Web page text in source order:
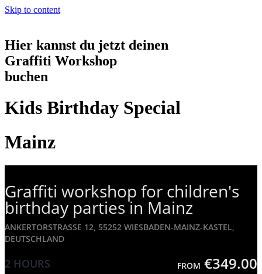
Skip to content
Hier kannst du jetzt deinen
Graffiti Workshop
buchen
Kids Birthday Special
Mainz
Graffiti workshop for children's
birthday parties in Mainz
ANKERTORSTRASSE 12, 55252 WIESBADEN-MAINZ-KASTEL, D
EUTSCHLAND
FROM €349.00
2 HOURS